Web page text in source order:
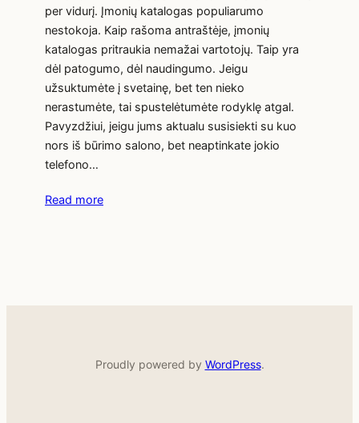
per vidurį. Įmonių katalogas populiarumo
nestokoja. Kaip rašoma antraštėje, įmonių
katalogas pritraukia nemažai vartotojų. Taip yra
dėl patogumo, dėl naudingumo. Jeigu
užsuktumėte į svetainę, bet ten nieko
nerastumėte, tai spustelėtumėte rodyklę atgal.
Pavyzdžiui, jeigu jums aktualu susisiekti su kuo
nors iš būrimo salono, bet neaptinkate jokio
telefono…
Read more
Proudly powered by WordPress.